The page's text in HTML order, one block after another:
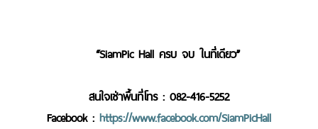
“SiamPic Hall ครบ จบ ในที่เดียว”
สนใจเช่าพื้นที่โทร : 082-416-5252
Facebook : https://www.facebook.com/SiamPicHall